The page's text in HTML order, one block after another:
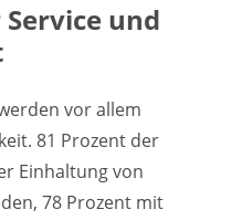
und
vor allem
81 Prozent der
Einhaltung von
78 Prozent mit